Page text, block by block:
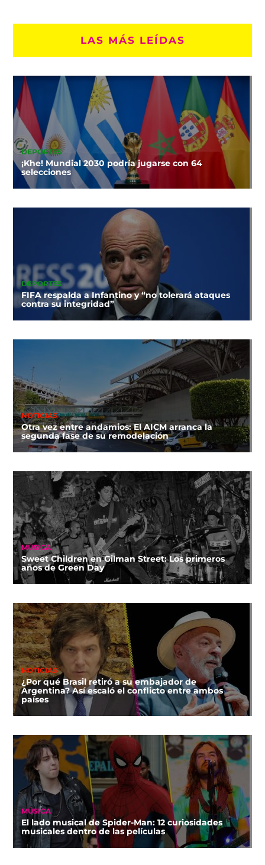
LAS MÁS LEÍDAS
DEPORTES
¡Khe! Mundial 2030 podría jugarse con 64
selecciones
DEPORTES
FIFA respalda a Infantino y “no tolerará ataques
contra su integridad”
NOTICIAS
Otra vez entre andamios: El AICM arranca la
segunda fase de su remodelación
MÚSICA
Sweet Children en Gilman Street: Los primeros
años de Green Day
NOTICIAS
¿Por qué Brasil retiró a su embajador de
Argentina? Así escaló el conflicto entre ambos
países
MÚSICA
El lado musical de Spider-Man: 12 curiosidades
musicales dentro de las películas